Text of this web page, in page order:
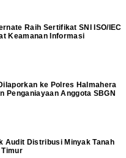
Raih Sertifikat SNI ISO/IEC
Keamanan Informasi
ke Polres Halmahera
Penganiayaan Anggota SBGN
Audit Distribusi Minyak Tanah